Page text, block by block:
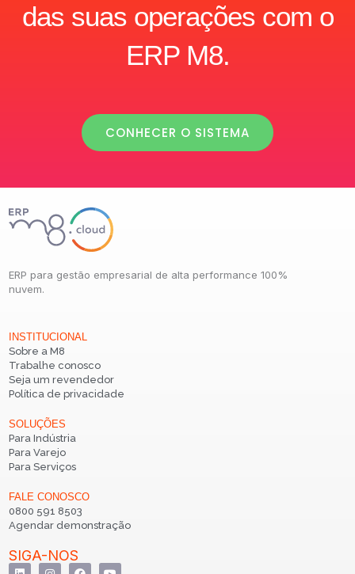
das suas operações com o
ERP M8.
CONHECER O SISTEMA
ERP para gestão empresarial de alta performance 100%
nuvem.
INSTITUCIONAL
Sobre a M8
Trabalhe conosco
Seja um revendedor
Política de privacidade
SOLUÇÕES
Para Indústria
Para Varejo
Para Serviços
FALE CONOSCO
0800 591 8503
Agendar demonstração
SIGA-NOS